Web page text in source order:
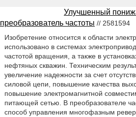
Улучшенный
преобразователь частоты // 2581594
Изобретение относится к области
использовано в системах
частотой вращения, а также в
нефтяных скважин. Техническим
увеличение надежности за счет
силовой цепи, повышение качества
повышение электромагнитной
питающей сетью. В преобразователе
способ управления многофазным